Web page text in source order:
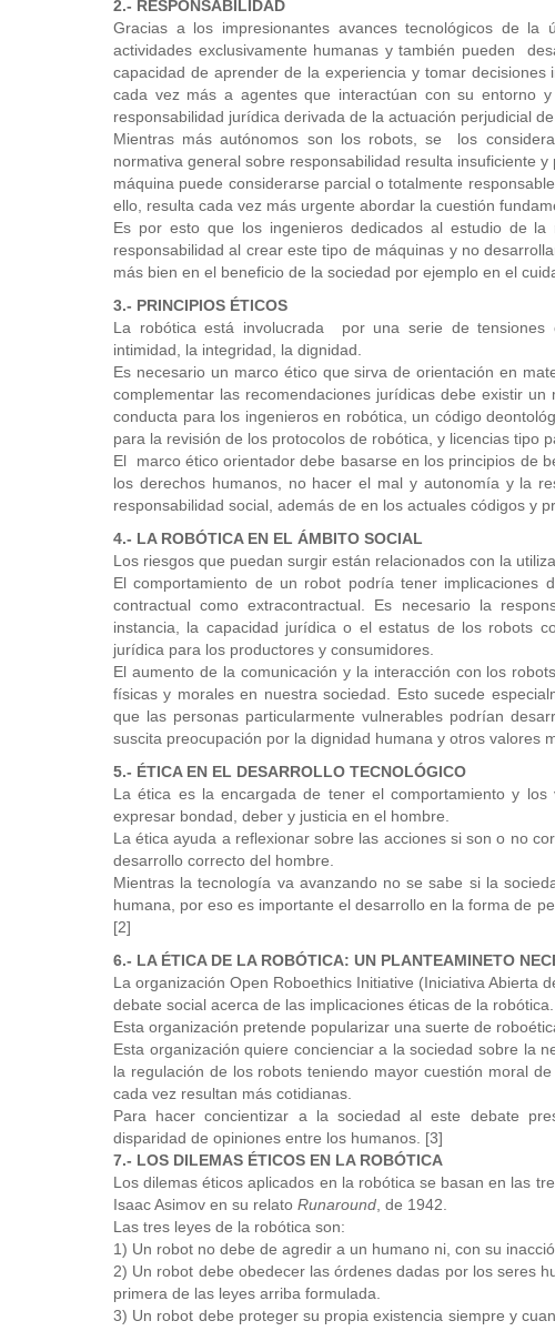
2.- RESPONSABILIDAD
Gracias a los impresionantes avances tecnológicos de
actividades exclusivamente humanas y también pueden
capacidad de aprender de la experiencia y tomar
cada vez más a agentes que interactúan con su entorno
responsabilidad jurídica derivada de la actuación perjudicial
Mientras más autónomos son los robots, se los
normativa general sobre responsabilidad resulta insuficiente
máquina puede considerarse parcial o totalmente
ello, resulta cada vez más urgente abordar la cuestión
Es por esto que los ingenieros dedicados al estudio de
responsabilidad al crear este tipo de máquinas y no
más bien en el beneficio de la sociedad por ejemplo en el
3.- PRINCIPIOS ÉTICOS
La robótica está involucrada por una serie de tensiones
intimidad, la integridad, la dignidad.
Es necesario un marco ético que sirva de orientación en
complementar las recomendaciones jurídicas debe existir
conducta para los ingenieros en robótica, un código
para la revisión de los protocolos de robótica, y licencias tipo
El marco ético orientador debe basarse en los principios de
los derechos humanos, no hacer el mal y autonomía y la
responsabilidad social, además de en los actuales códigos y
4.- LA ROBÓTICA EN EL ÁMBITO SOCIAL
Los riesgos que puedan surgir están relacionados con la
El comportamiento de un robot podría tener implicaciones
contractual como extracontractual. Es necesario la
instancia, la capacidad jurídica o el estatus de los robots
jurídica para los productores y consumidores.
El aumento de la comunicación y la interacción con los
físicas y morales en nuestra sociedad. Esto sucede
que las personas particularmente vulnerables podrían
suscita preocupación por la dignidad humana y otros valores
5.- ÉTICA EN EL DESARROLLO TECNOLÓGICO
La ética es la encargada de tener el comportamiento y
expresar bondad, deber y justicia en el hombre.
La ética ayuda a reflexionar sobre las acciones si son o no
desarrollo correcto del hombre.
Mientras la tecnología va avanzando no se sabe si la
humana, por eso es importante el desarrollo en la forma de
[2]
6.- LA ÉTICA DE LA ROBÓTICA: UN PLANTEAMINETO
La organización Open Roboethics Initiative (Iniciativa Abierta
debate social acerca de las implicaciones éticas de la robótica.
Esta organización pretende popularizar una suerte de
Esta organización quiere concienciar a la sociedad sobre la
la regulación de los robots teniendo mayor cuestión moral
cada vez resultan más cotidianas.
Para hacer concientizar a la sociedad al este debate
disparidad de opiniones entre los humanos. [3]
7.- LOS DILEMAS ÉTICOS EN LA ROBÓTICA
Los dilemas éticos aplicados en la robótica se basan en las
Isaac Asimov en su relato Runaround , de 1942.
Las tres leyes de la robótica son:
1) Un robot no debe de agredir a un humano ni, con su
2) Un robot debe obedecer las órdenes dadas por los seres
primera de las leyes arriba formulada.
3) Un robot debe proteger su propia existencia siempre y